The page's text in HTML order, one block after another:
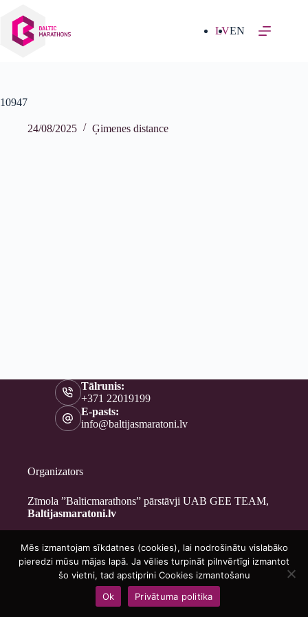
saturu
LVEN
10947
24/08/2025 Ģimenes distance
Tālrunis:
+371 22019199
E-pasts:
info@baltijasmaratoni.lv
Organizators
Zīmola ”Balticmarathons” pārstāvji UAB GEE TEAM,
Baltijasmaratoni.lv
Kontakti
Par mums
Brīvprātīgajiem
Privātuma politika
Copyright © 2026 - Baltijasmaratoni.lv
Mēs izmantojam sīkdatnes (cookies), lai nodrošinātu vislabāko
pieredzi mūsu mājas lapā. Ja vēlies turpināt pilnvērtīgi izmantot
šo vietni, tad apstiprini Cookies izmantošanu
Ok
Privātuma politika